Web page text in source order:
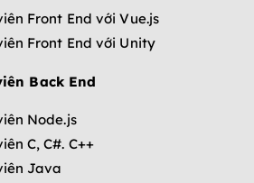
Front End với Vue.js
Front End với Unity
Back End
Node.js
C, C#. C++
Java